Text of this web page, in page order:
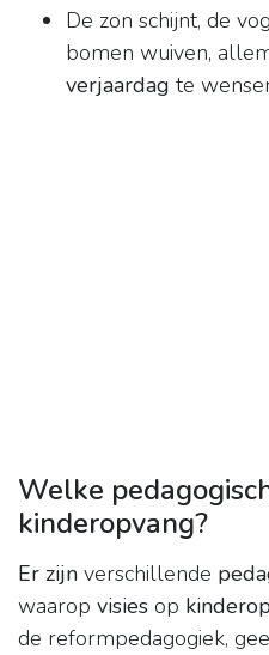
De zon schijnt, de
bomen wuiven,
verjaardag te
Welke
kinderopvang?
Er zijn verschillende
waarop visies op
de reformpedagogiek,